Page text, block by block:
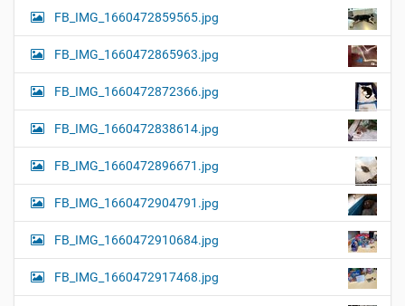
FB_IMG_1660472859565.jpg
FB_IMG_1660472865963.jpg
FB_IMG_1660472872366.jpg
FB_IMG_1660472838614.jpg
FB_IMG_1660472896671.jpg
FB_IMG_1660472904791.jpg
FB_IMG_1660472910684.jpg
FB_IMG_1660472917468.jpg